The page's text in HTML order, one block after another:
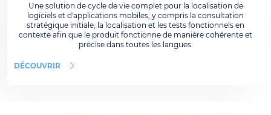
Une solution de cycle de vie complet pour la localisation de
logiciels et d'applications mobiles, y compris la consultation
stratégique initiale, la localisation et les tests fonctionnels en
contexte afin que le produit fonctionne de manière cohérente et
précise dans toutes les langues.
DÉCOUVRIR